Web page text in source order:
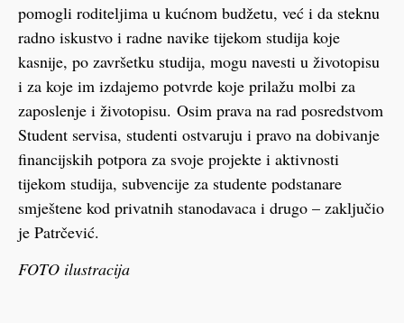
pomogli roditeljima u kućnom budžetu, već i da steknu
radno iskustvo i radne navike tijekom studija koje
kasnije, po završetku studija, mogu navesti u životopisu
i za koje im izdajemo potvrde koje prilažu molbi za
zaposlenje i životopisu. Osim prava na rad posredstvom
Student servisa, studenti ostvaruju i pravo na dobivanje
financijskih potpora za svoje projekte i aktivnosti
tijekom studija, subvencije za studente podstanare
smještene kod privatnih stanodavaca i drugo – zaključio
je Patrčević.
FOTO ilustracija